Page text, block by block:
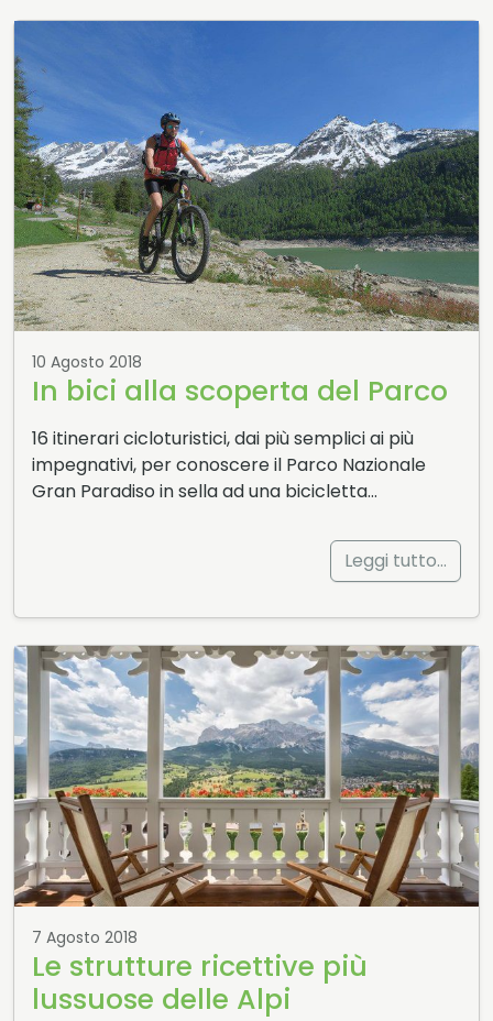
10 Agosto 2018
In bici alla scoperta del Parco
16 itinerari cicloturistici, dai più semplici ai più
impegnativi, per conoscere il Parco Nazionale
Gran Paradiso in sella ad una bicicletta…
Leggi tutto…
7 Agosto 2018
Le strutture ricettive più
lussuose delle Alpi